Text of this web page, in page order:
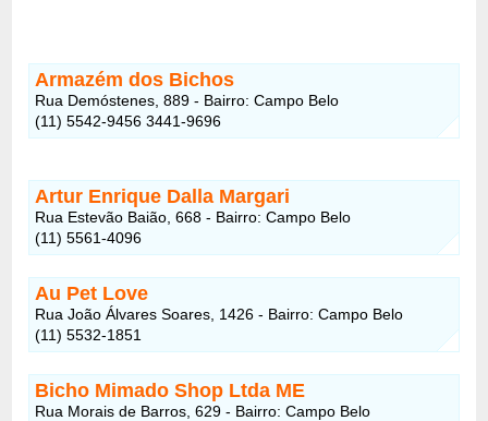
Armazém dos Bichos
Rua Demóstenes, 889 - Bairro: Campo Belo
(11) 5542-9456 3441-9696
Artur Enrique Dalla Margari
Rua Estevão Baião, 668 - Bairro: Campo Belo
(11) 5561-4096
Au Pet Love
Rua João Álvares Soares, 1426 - Bairro: Campo Belo
(11) 5532-1851
Bicho Mimado Shop Ltda ME
Rua Morais de Barros, 629 - Bairro: Campo Belo